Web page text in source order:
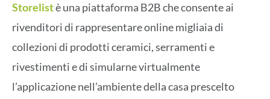
Storelistè una piattaforma B2B che consente ai
rivenditori di rappresentare online migliaia di
collezioni di prodotti ceramici, serramenti e
rivestimenti e di simularne virtualmente
l’applicazione nell’ambiente della casa prescelto